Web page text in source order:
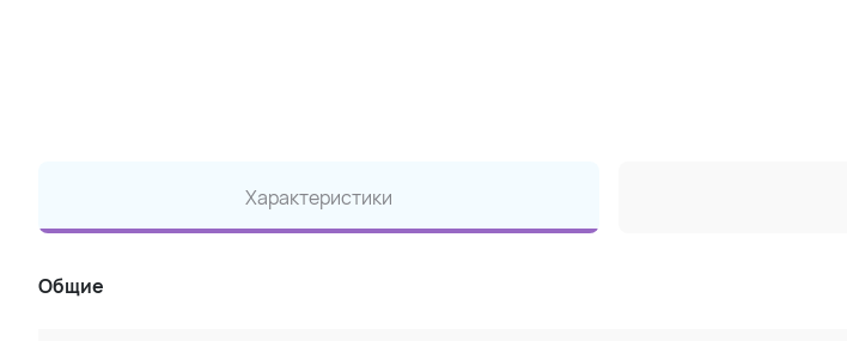
Характеристики
Общие